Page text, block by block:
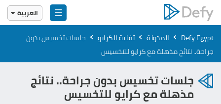
☰
العربية
English
العربية
Defy Egypt
› المدونة › تقنية الكرايو › جلسات تخسيس بدون
جراحة.. نتائج مذهلة مع كرايو للتخسيس
جلسات تخسيس بدون جراحة.. نتائج
مذهلة مع كرايو للتخسيس